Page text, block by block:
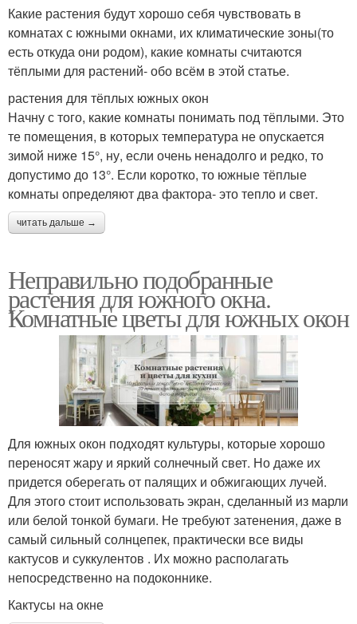
Какие растения будут хорошо себя чувствовать в
комнатах с южными окнами, их климатические зоны(то
есть откуда они родом), какие комнаты считаются
тёплыми для растений- обо всём в этой статье.
растения для тёплых южных окон
Начну с того, какие комнаты понимать под тёплыми. Это
те помещения, в которых температура не опускается
зимой ниже 15°, ну, если очень ненадолго и редко, то
допустимо до 13°. Если коротко, то южные тёплые
комнаты определяют два фактора- это тепло и свет.
читать дальше →
Неправильно подобранные
растения для южного окна.
Комнатные цветы для южных окон
Для южных окон подходят культуры, которые хорошо
переносят жару и яркий солнечный свет. Но даже их
придется оберегать от палящих и обжигающих лучей.
Для этого стоит использовать экран, сделанный из марли
или белой тонкой бумаги. Не требуют затенения, даже в
самый сильный солнцепек, практически все виды
кактусов и суккулентов . Их можно располагать
непосредственно на подоконнике.
Кактусы на окне